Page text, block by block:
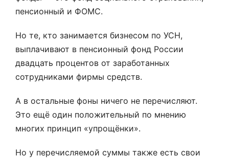
пенсионный и ФОМС.
Но те, кто занимается бизнесом по УСН,
выплачивают в пенсионный фонд России
двадцать процентов от заработанных
сотрудниками фирмы средств.
А в остальные фоны ничего не перечисляют.
Это ещё один положительный по мнению
многих принцип «упрощёнки».
Но у перечисляемой суммы также есть свои